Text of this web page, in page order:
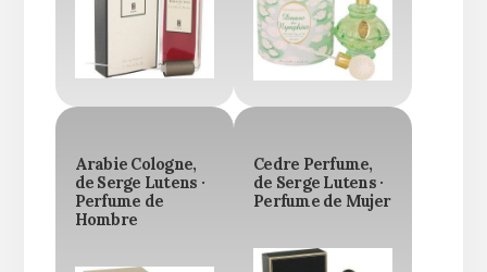
Arabie Cologne,
de Serge Lutens ·
Perfume de
Hombre
Cedre Perfume,
de Serge Lutens ·
Perfume de Mujer